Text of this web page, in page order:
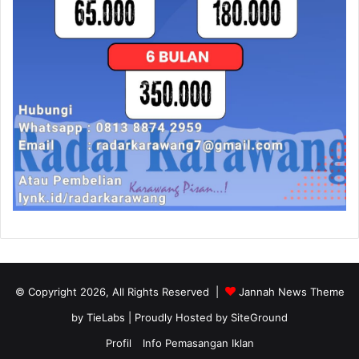
© Copyright 2026, All Rights Reserved |
Jannah News Theme
by TieLabs | Proudly Hosted by SiteGround
Profil
Info Pemasangan Iklan